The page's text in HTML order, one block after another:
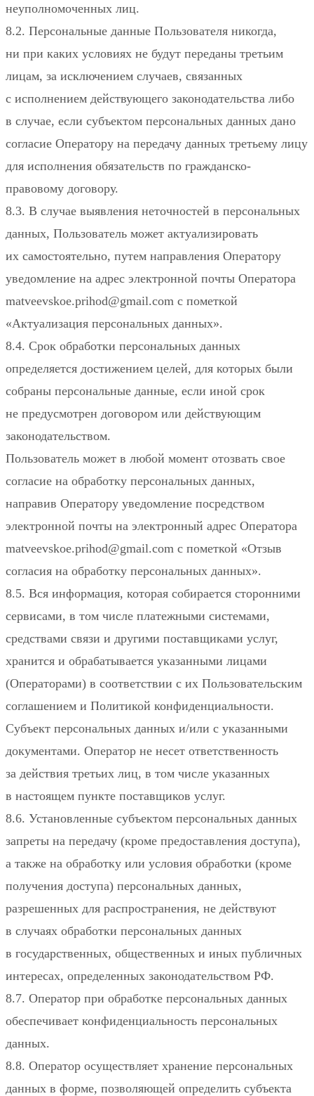
неуполномоченных лиц.
8.2. Персональные данные Пользователя никогда,
ни при каких условиях не будут переданы третьим
лицам, за исключением случаев, связанных
с исполнением действующего законодательства либо
в случае, если субъектом персональных данных дано
согласие Оператору на передачу данных третьему лицу
для исполнения обязательств по гражданско-
правовому договору.
8.3. В случае выявления неточностей в персональных
данных, Пользователь может актуализировать
их самостоятельно, путем направления Оператору
уведомление на адрес электронной почты Оператора
matveevskoe.prihod@gmail.com с пометкой
«Актуализация персональных данных».
8.4. Срок обработки персональных данных
определяется достижением целей, для которых были
собраны персональные данные, если иной срок
не предусмотрен договором или действующим
законодательством.
Пользователь может в любой момент отозвать свое
согласие на обработку персональных данных,
направив Оператору уведомление посредством
электронной почты на электронный адрес Оператора
matveevskoe.prihod@gmail.com с пометкой «Отзыв
согласия на обработку персональных данных».
8.5. Вся информация, которая собирается сторонними
сервисами, в том числе платежными системами,
средствами связи и другими поставщиками услуг,
хранится и обрабатывается указанными лицами
(Операторами) в соответствии с их Пользовательским
соглашением и Политикой конфиденциальности.
Субъект персональных данных и/или с указанными
документами. Оператор не несет ответственность
за действия третьих лиц, в том числе указанных
в настоящем пункте поставщиков услуг.
8.6. Установленные субъектом персональных данных
запреты на передачу (кроме предоставления доступа),
а также на обработку или условия обработки (кроме
получения доступа) персональных данных,
разрешенных для распространения, не действуют
в случаях обработки персональных данных
в государственных, общественных и иных публичных
интересах, определенных законодательством РФ.
8.7. Оператор при обработке персональных данных
обеспечивает конфиденциальность персональных
данных.
8.8. Оператор осуществляет хранение персональных
данных в форме, позволяющей определить субъекта